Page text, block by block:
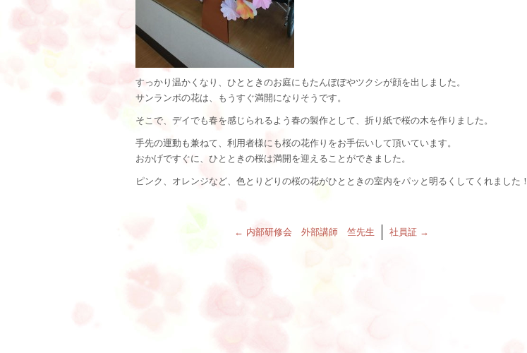
すっかり温かくなり、ひとときのお庭にもたんぽぽやツクシが顔を出しました。
サンランボの花は、もうすぐ満開になりそうです。
そこで、デイでも春を感じられるよう春の製作として、折り紙で桜の木を作りました。
手先の運動も兼ねて、利用者様にも桜の花作りをお手伝いして頂いています。
おかげですぐに、ひとときの桜は満開を迎えることができました。
ピンク、オレンジなど、色とりどりの桜の花がひとときの室内をパッと明るくしてくれました！
← 内部研修会 外部講師 竺先生 社員証 →